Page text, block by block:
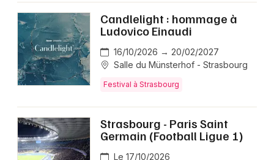
Candlelight : hommage à
Ludovico Einaudi
16/10/2026 → 20/02/2027
Salle du Münsterhof - Strasbourg
Festival à Strasbourg
Strasbourg - Paris Saint
Germain (Football Ligue 1)
Le 17/10/2026